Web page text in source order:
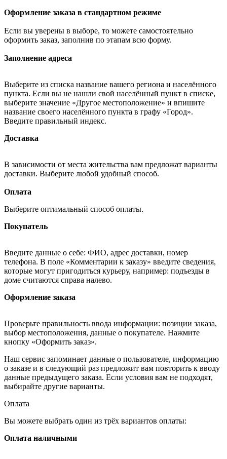
Оформление заказа в стандартном режиме
Если вы уверены в выборе, то можете самостоятельно
оформить заказ, заполнив по этапам всю форму.
Заполнение адреса
Выберите из списка название вашего региона и населённого
пункта. Если вы не нашли свой населённый пункт в списке,
выберите значение «Другое местоположение» и впишите
название своего населённого пункта в графу «Город».
Введите правильный индекс.
Доставка
В зависимости от места жительства вам предложат варианты
доставки. Выберите любой удобный способ.
Оплата
Выберите оптимальный способ оплаты.
Покупатель
Введите данные о себе: ФИО, адрес доставки, номер
телефона. В поле «Комментарии к заказу» введите сведения,
которые могут пригодиться курьеру, например: подъезды в
доме считаются справа налево.
Оформление заказа
Проверьте правильность ввода информации: позиции заказа,
выбор местоположения, данные о покупателе. Нажмите
кнопку «Оформить заказ».
Наш сервис запоминает данные о пользователе, информацию
о заказе и в следующий раз предложит вам повторить к вводу
данные предыдущего заказа. Если условия вам не подходят,
выбирайте другие варианты.
Оплата
Вы можете выбрать один из трёх вариантов оплаты:
Оплата наличными